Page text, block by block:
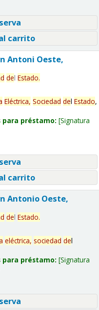
carrito
Antoni Oeste,
del Estado.
Eléctrica, Sociedad del Estado,
para préstamo: Signatura
carrito
Antonio Oeste,
del Estado.
eléctrica, sociedad del
para préstamo: Signatura